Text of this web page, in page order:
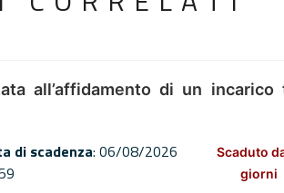
all’affidamento di un incarico
di scadenza: 06/08/2026
Scaduto
giorni